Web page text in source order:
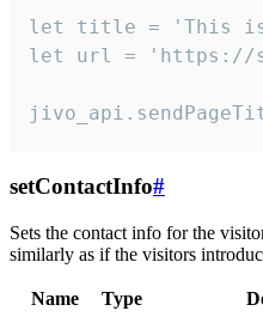
let title = 'This is
let url = 'https://
setContactInfo#
Sets the contact info for the
similarly as if the visitors
Name Type